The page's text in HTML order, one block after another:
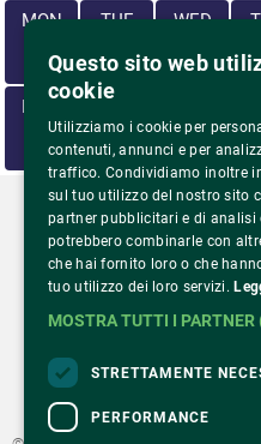
MON
24
TUE
25
WED
26
MON
31 01 02
Via
20149
Questo sito web
cookie
Utilizziamo i cookie per
contenuti, annunci e per
traffico. Condividiamo inoltre
sul tuo utilizzo del nostro sito
partner pubblicitari e di analisi
potrebbero combinarle con
che hai fornito loro o che
tuo utilizzo dei loro servizi.
MOSTRA TUTTI I PARTNER
STRETTAMENTE
PERFORMANCE